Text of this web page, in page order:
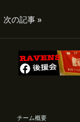
次の記事»
チーム概要